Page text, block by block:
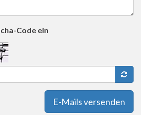
Code ein
E-Mails versenden